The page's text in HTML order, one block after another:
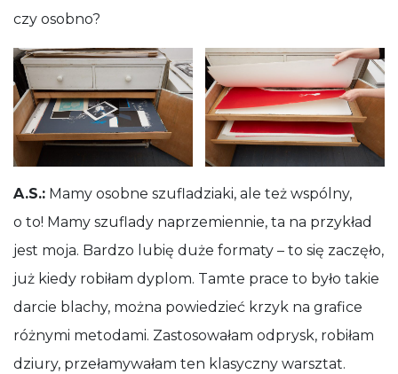
czy osobno?
A.S.: Mamy osobne szufladziaki, ale też wspólny,
o to! Mamy szuflady naprzemiennie, ta na przykład
jest moja. Bardzo lubię duże formaty – to się zaczęło,
już kiedy robiłam dyplom. Tamte prace to było takie
darcie blachy, można powiedzieć krzyk na grafice
różnymi metodami. Zastosowałam odprysk, robiłam
dziury, przełamywałam ten klasyczny warsztat.